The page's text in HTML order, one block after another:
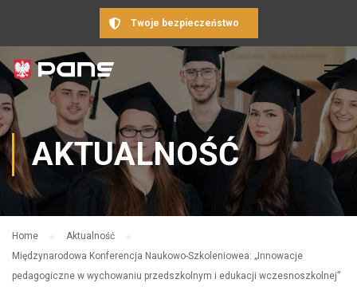
Twoje bezpieczeństwo
AKTUALNOŚĆ
Home
Aktualność
Międzynarodowa Konferencja Naukowo-Szkoleniowea: „Innowacje
pedagogiczne w wychowaniu przedszkolnym i edukacji wczesnoszkolnej”